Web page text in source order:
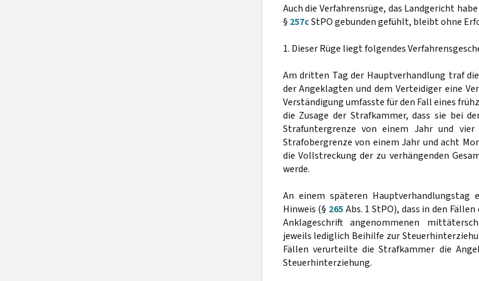
Auch die Verfahrensrüge, das Landgericht
§ 257cStPO gebunden gefühlt, bleibt ohne
1. Dieser Rüge liegt folgendes
Am dritten Tag der Hauptverhandlung traf
der Angeklagten und dem Verteidiger eine
Verständigung umfasste für den Fall eines
die Zusage der Strafkammer, dass sie bei
Strafuntergrenze von einem Jahr und
Strafobergrenze von einem Jahr und acht
die Vollstreckung der zu verhängenden
werde.
An einem späteren
Hinweis (§ 265Abs. 1 StPO), dass in den
Anklageschrift angenommenen
jeweils lediglich Beihilfe zur
Fällen verurteilte die Strafkammer die
Steuerhinterziehung.